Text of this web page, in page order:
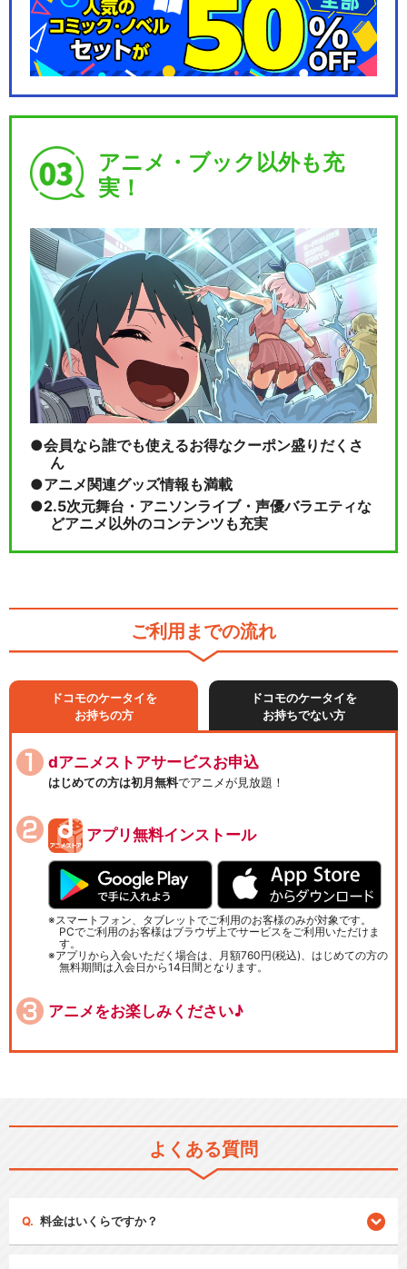
閉じる
アニメ・ブック以外も充
実！
会員なら誰でも使えるお得なクーポン盛りだくさ
ん
アニメ関連グッズ情報も満載
2.5次元舞台・アニソンライブ・声優バラエティな
どアニメ以外のコンテンツも充実
ご利用までの流れ
ドコモのケータイを
お持ちの方
ドコモのケータイを
お持ちでない方
dアニメストアサービスお申込
はじめての方は初月無料でアニメが見放題！
アプリ無料インストール
スマートフォン、タブレットでご利用のお客様のみが対象です。
PCでご利用のお客様はブラウザ上でサービスをご利用いただけま
す。
アプリから入会いただく場合は、月額760円(税込)、はじめての方の
無料期間は入会日から14日間となります。
アニメをお楽しみください♪
よくある質問
料金はいくらですか？